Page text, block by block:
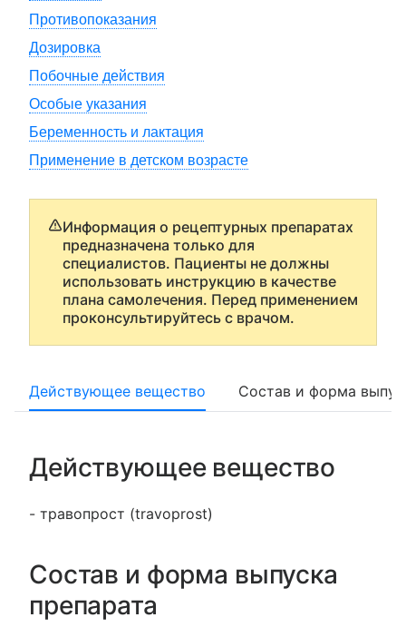
Противопоказания
Дозировка
Побочные действия
Особые указания
Беременность и лактация
Применение в детском возрасте
Информация о рецептурных препаратах
предназначена только для
специалистов. Пациенты не должны
использовать инструкцию в качестве
плана самолечения. Перед применением
проконсультируйтесь с врачом.
Действующее вещество Состав и форма
Действующее вещество
- травопрост (travoprost)
Состав и форма выпуска
препарата